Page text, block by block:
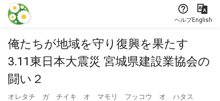
本文に飛ぶ
ヘルプEnglish
俺たちが地域を守り復興を果たす
3.11東日本大震災 宮城県建設業協会の
闘い２
オレタチ ガ チイキ オ マモリ フッコウ オ ハタス